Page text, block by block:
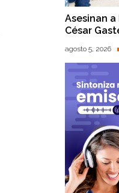
Asesinan
César
agosto 5, 2026